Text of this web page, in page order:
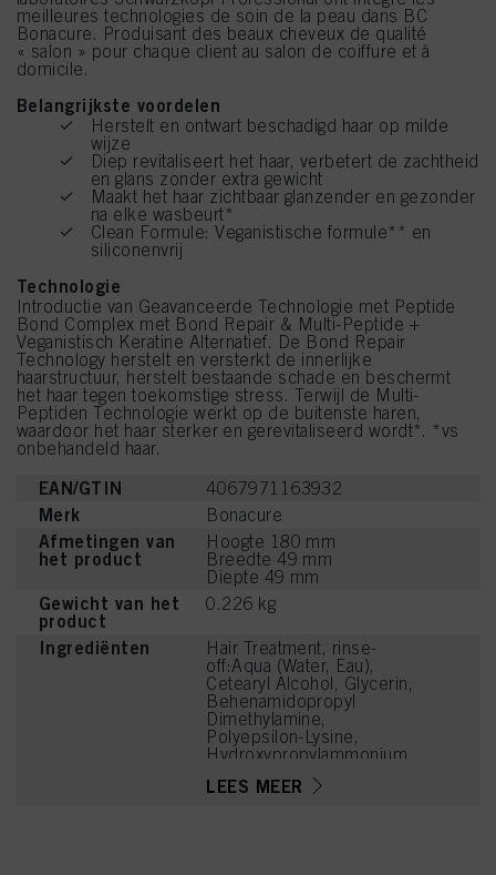
meilleures technologies de soin de la peau dans BC
Bonacure. Produisant des beaux cheveux de qualité
« salon » pour chaque client au salon de coiffure et à
domicile.
Belangrijkste voordelen
Herstelt en ontwart beschadigd haar op milde
wijze
Diep revitaliseert het haar, verbetert de zachtheid
en glans zonder extra gewicht
Maakt het haar zichtbaar glanzender en gezonder
na elke wasbeurt*
Clean Formule: Veganistische formule** en
siliconenvrij
Technologie
Introductie van Geavanceerde Technologie met Peptide
Bond Complex met Bond Repair & Multi-Peptide +
Veganistisch Keratine Alternatief. De Bond Repair
Technology herstelt en versterkt de innerlijke
haarstructuur, herstelt bestaande schade en beschermt
het haar tegen toekomstige stress. Terwijl de Multi-
Peptiden Technologie werkt op de buitenste haren,
waardoor het haar sterker en gerevitaliseerd wordt*. *vs
onbehandeld haar.
EAN/GTIN 4067971163932
Merk Bonacure
Afmetingen van
het product
Hoogte 180 mm
Breedte 49 mm
Diepte 49 mm
Gewicht van het
product
0.226 kg
Ingrediënten
Hair Treatment, rinse-
off:Aqua (Water, Eau),
Cetearyl Alcohol, Glycerin,
Behenamidopropyl
Dimethylamine,
Polyepsilon-Lysine,
Hydroxypropylammonium
Hydroxypropylgluconamid
LEES MEER